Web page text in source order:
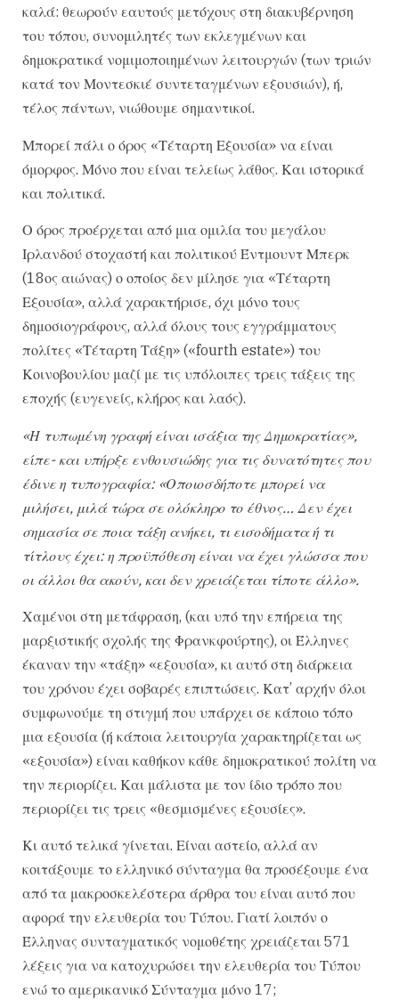
καλά: θεωρούν εαυτούς μετόχους στη διακυβέρνηση
του τόπου, συνομιλητές των εκλεγμένων και
δημοκρατικά νομιμοποιημένων λειτουργών (των τριών
κατά τον Μοντεσκιέ συντεταγμένων εξουσιών), ή,
τέλος πάντων, νιώθουμε σημαντικοί.
Μπορεί πάλι ο όρος «Τέταρτη Εξουσία» να είναι
όμορφος. Μόνο που είναι τελείως λάθος. Και ιστορικά
και πολιτικά.
Ο όρος προέρχεται από μια ομιλία του μεγάλου
Ιρλανδού στοχαστή και πολιτικού Έντμουντ Μπερκ
(18ος αιώνας) ο οποίος δεν μίλησε για «Τέταρτη
Εξουσία», αλλά χαρακτήρισε, όχι μόνο τους
δημοσιογράφους, αλλά όλους τους εγγράμματους
πολίτες «Τέταρτη Τάξη» («fourth estate») του
Κοινοβουλίου μαζί με τις υπόλοιπες τρεις τάξεις της
εποχής (ευγενείς, κλήρος και λαός).
«Η τυπωμένη γραφή είναι ισάξια της Δημοκρατίας»,
είπε- και υπήρξε ενθουσιώδης για τις δυνατότητες που
έδινε η τυπογραφία: «Οποιοσδήποτε μπορεί να
μιλήσει, μιλά τώρα σε ολόκληρο το έθνος… Δεν έχει
σημασία σε ποια τάξη ανήκει, τι εισοδήματα ή τι
τίτλους έχει: η προϋπόθεση είναι να έχει γλώσσα που
οι άλλοι θα ακούν, και δεν χρειάζεται τίποτε άλλο».
Χαμένοι στη μετάφραση, (και υπό την επήρεια της
μαρξιστικής σχολής της Φρανκφούρτης), οι Έλληνες
έκαναν την «τάξη» «εξουσία», κι αυτό στη διάρκεια
του χρόνου έχει σοβαρές επιπτώσεις. Κατ’ αρχήν όλοι
συμφωνούμε τη στιγμή που υπάρχει σε κάποιο τόπο
μια εξουσία (ή κάποια λειτουργία χαρακτηρίζεται ως
«εξουσία») είναι καθήκον κάθε δημοκρατικού πολίτη να
την περιορίζει. Και μάλιστα με τον ίδιο τρόπο που
περιορίζει τις τρεις «θεσμισμένες εξουσίες».
Κι αυτό τελικά γίνεται. Είναι αστείο, αλλά αν
κοιτάξουμε το ελληνικό σύνταγμα θα προσέξουμε ένα
από τα μακροσκελέστερα άρθρα του είναι αυτό που
αφορά την ελευθερία του Τύπου. Γιατί λοιπόν ο
Έλληνας συνταγματικός νομοθέτης χρειάζεται 571
λέξεις για να κατοχυρώσει την ελευθερία του Τύπου
ενώ το αμερικανικό Σύνταγμα μόνο 17;